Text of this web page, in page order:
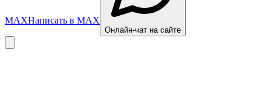
MAXНаписать в MAX
Онлайн-чат на сайте